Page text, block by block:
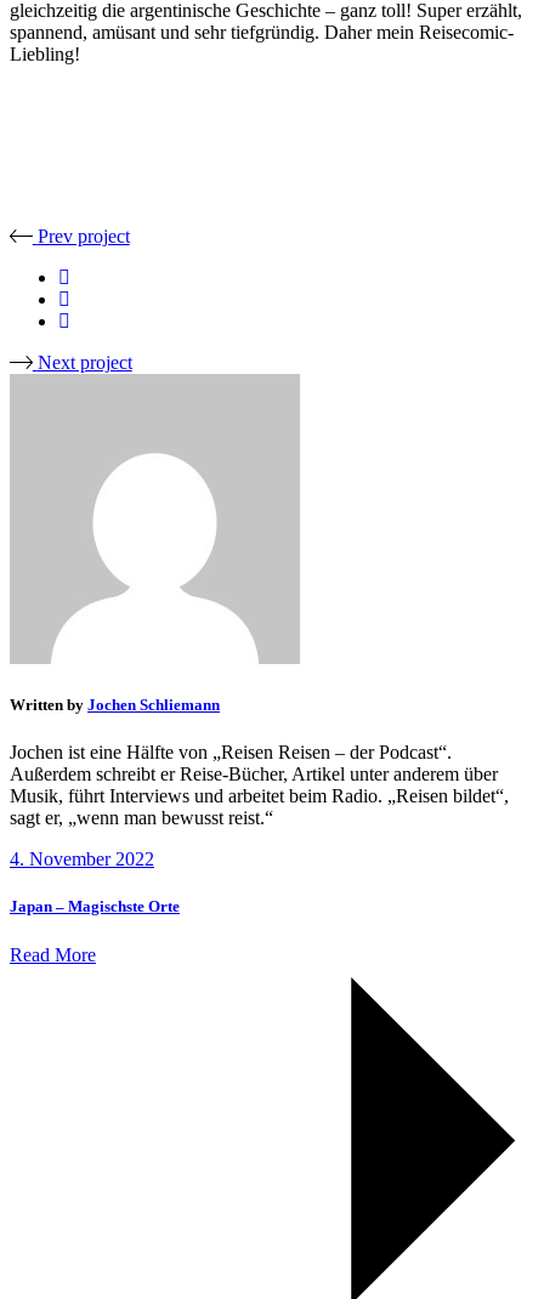
gleichzeitig die argentinische Geschichte – ganz toll! Super erzählt,
spannend, amüsant und sehr tiefgründig. Daher mein Reisecomic-
Liebling!
Prev project
Next project
Written by Jochen Schliemann
Jochen ist eine Hälfte von „Reisen Reisen – der Podcast“.
Außerdem schreibt er Reise-Bücher, Artikel unter anderem über
Musik, führt Interviews und arbeitet beim Radio. „Reisen bildet“,
sagt er, „wenn man bewusst reist.“
4. November 2022
Japan – Magischste Orte
Read More